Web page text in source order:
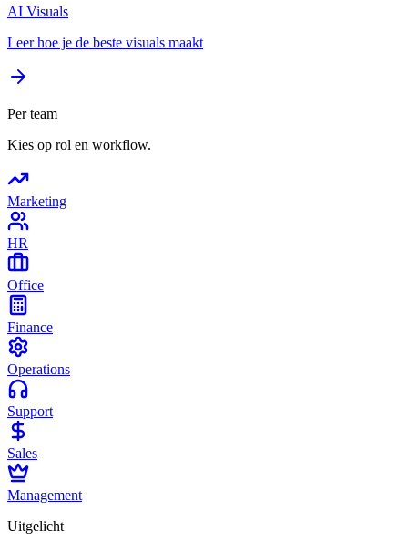
AI Visuals
Leer hoe je de beste visuals maakt
Per team
Kies op rol en workflow.
Marketing
HR
Office
Finance
Operations
Support
Sales
Management
Uitgelicht